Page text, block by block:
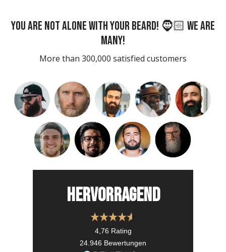
You are not alone with your beard! 🧔🏻 We are
many!
More than 300,000 satisfied customers
Hervorragend
4,76 Rating
24.946 Bewertungen